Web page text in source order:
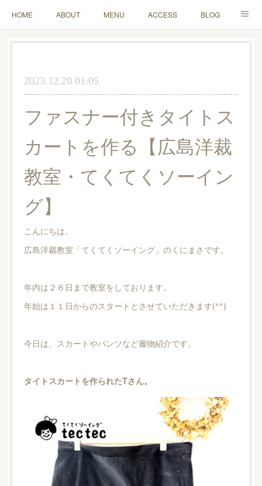
HOME ABOUT MENU ACCESS BLOG
MAIL
2023.12.20 01:05
ファスナー付きタイトス
カートを作る【広島洋裁
教室・てくてくソーイン
グ】
こんにちは。
広島洋裁教室「てくてくソーイング」のくにまさです。
年内は２６日まで教室をしております。
年始は１１日からのスタートとさせていただきます(^^)
今日は、スカートやパンツなど履物紹介です。
タイトスカートを作られたTさん。